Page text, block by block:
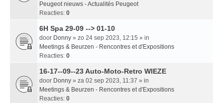
Peugeot nieuws - Actualités Peugeot
Reacties: 0
6H Spa 29-09 --> 01-10
door Donny » zo 24 sep 2023, 12:15 » in
Meetings & Beurzen - Rencontres et d'Expositions
Reacties: 0
16-17--09--23 Auto-Moto-Retro WIEZE
door Donny » za 02 sep 2023, 11:37 » in
Meetings & Beurzen - Rencontres et d'Expositions
Reacties: 0